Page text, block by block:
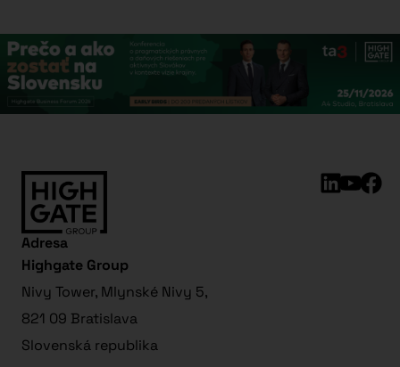
Adresa
Highgate Group
Nivy Tower, Mlynské Nivy 5,
821 09 Bratislava
Slovenská republika